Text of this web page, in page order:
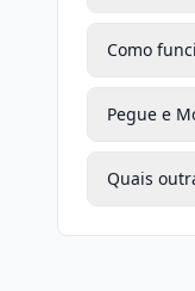
Como
Pegue e
Quais